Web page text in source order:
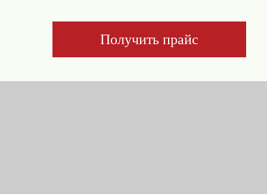
Получить прайс